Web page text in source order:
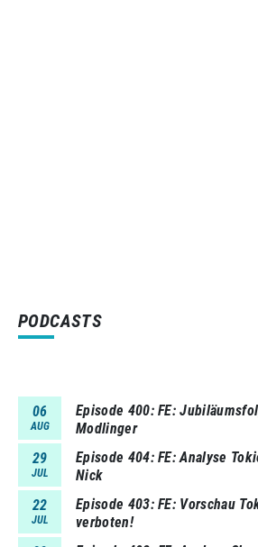
PODCASTS
06
AUG
Episode 400 FE:
Modlinger
29
JUL
Episode 404 FE: Analyse
Nick
22
JUL
Episode 403 FE: Vorschau
verboten!